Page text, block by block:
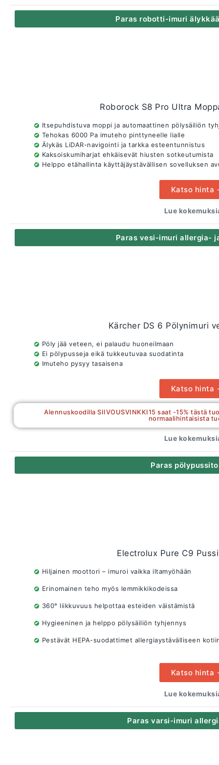
Paras robotti-imuri
Roborock S8 Pro Ultra
Itsepuhdistuva moppi ja automaattinen pölysäiliön
Tehokas 6000 Pa imuteho pinttyneelle lialle
Älykäs LiDAR-navigointi ja tarkka esteentunnistus
Kaksoiskumiharjat ehkäisevät hiusten sotkeutumista
Helppo etähallinta käyttäjäystävällisen sovelluksen
Katso hinta
Lue
Paras vesi-imuri allergia-
Kärcher DS 6 Pölynimuri
Pöly jää veteen, ei palaudu huoneilmaan
Ei pölypusseja eikä tukkeutuvaa suodatinta
Imuteho pysyy tasaisena
Katso hinta
Alennuskoodilla SIIVOUSVINKKI15 saat -15% tästä
normaalihintaisista
Lue
Paras
Electrolux Pure C9
Hiljainen moottori – imuroi vaikka iltamyöhään
Erinomainen teho myös lemmikkikodeissa
360° liikkuvuus helpottaa esteiden väistämistä
Hygieeninen ja helppo pölysäiliön tyhjennys
Pestävät HEPA-suodattimet allergiaystävälliseen
Katso hinta
Lue
Paras varsi-imuri